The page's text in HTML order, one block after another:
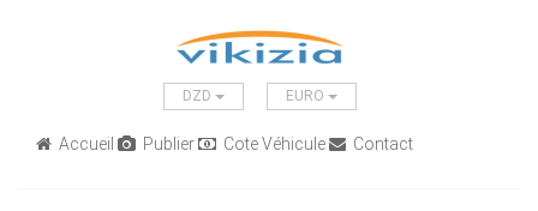
DZD EURO
Accueil Publier Cote Véhicule Contact